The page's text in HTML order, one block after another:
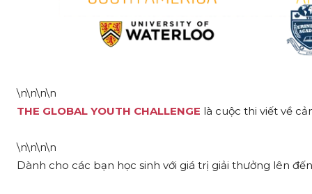
\n\n\n\n
THE GLOBAL YOUTH CHALLENGE là cuộc thi viết về
\n\n\n\n
Dành cho các bạn học sinh với giá trị giải thưởng lên